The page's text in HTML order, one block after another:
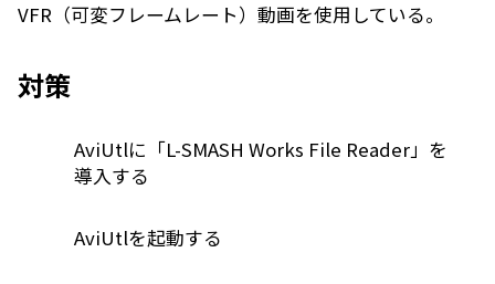
VFR（可変フレームレート）動画を使用している。
対策
AviUtlに「L-SMASH Works File Reader」を
導入する
AviUtlを起動する